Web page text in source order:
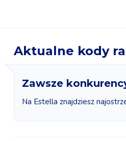
Aktualne kody
Zawsze
Na Estella znajdziesz